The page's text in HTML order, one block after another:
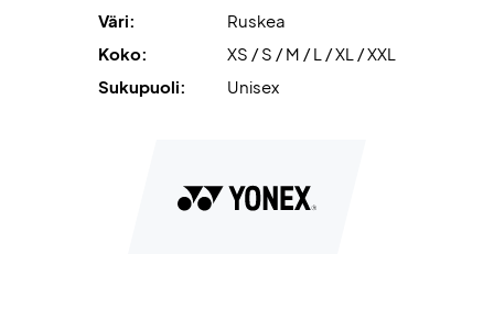
Väri:
Ruskea
Koko:
XS / S / M / L / XL / XXL
Sukupuoli:
Unisex